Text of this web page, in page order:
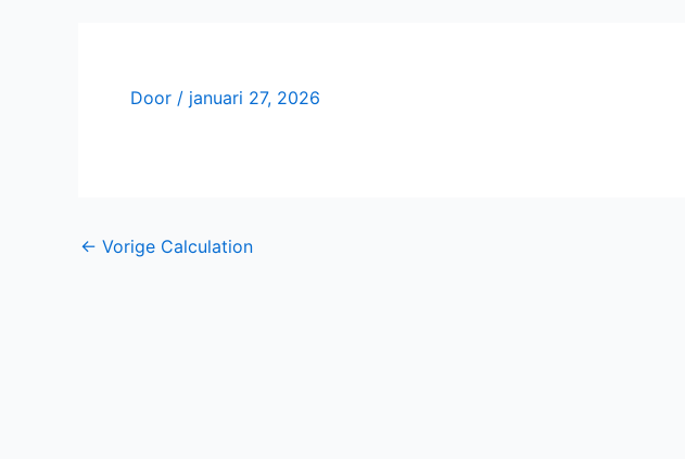
Door / januari 27, 2026
← Vorige Calculation